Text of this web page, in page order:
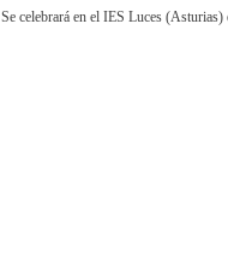
Se celebrará en el IES Luces